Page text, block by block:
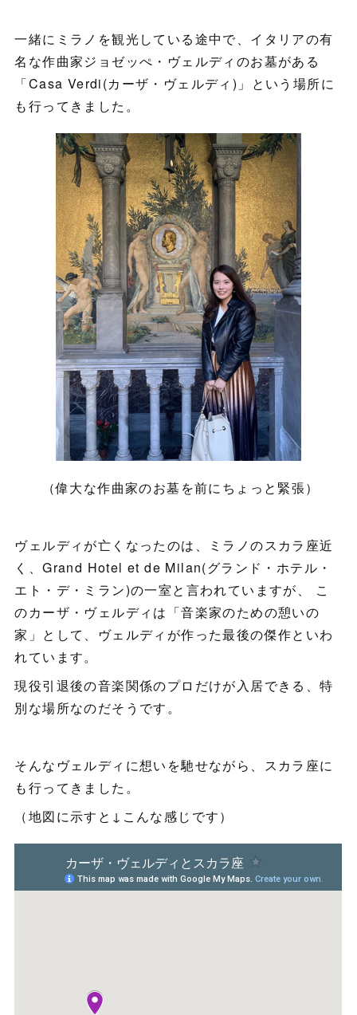
一緒にミラノを観光している途中で、イタリアの有
名な作曲家ジョゼッぺ・ヴェルディのお墓がある
「Casa Verdi(カーザ・ヴェルディ)」という場所に
も行ってきました。
（偉大な作曲家のお墓を前にちょっと緊張）
ヴェルディが亡くなったのは、ミラノのスカラ座近
く、Grand Hotel et de Milan(グランド・ホテル・
エト・デ・ミラン)の一室と言われていますが、 こ
のカーザ・ヴェルディは「音楽家のための憩いの
家」として、ヴェルディが作った最後の傑作といわ
れています。
現役引退後の音楽関係のプロだけが入居できる、特
別な場所なのだそうです。
そんなヴェルディに想いを馳せながら、スカラ座に
も行ってきました。
（地図に示すと↓こんな感じです）